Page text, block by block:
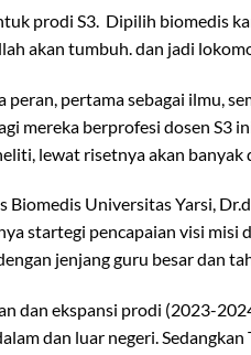
prodi S3. Dipilih biomedis
akan tumbuh. dan jadi
peran, pertama sebagai ilmu,
mereka berprofesi dosen
lewat risetnya akan
Biomedis Universitas Yarsi,
startegi pencapaian visi
jenjang guru besar dan
dan ekspansi prodi (2023-
dan luar negeri.